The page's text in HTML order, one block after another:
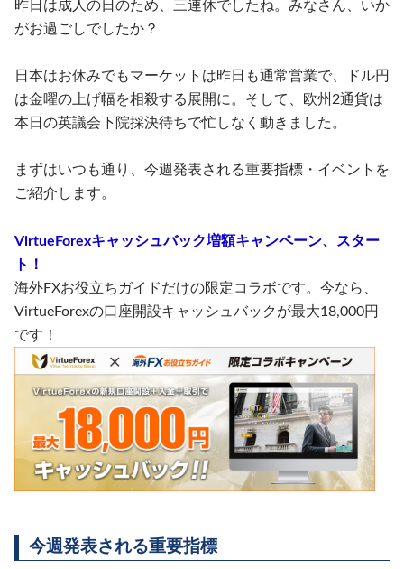
昨日は成人の日のため、三連休でしたね。みなさん、いか
がお過ごしでしたか？
日本はお休みでもマーケットは昨日も通常営業で、ドル円
は金曜の上げ幅を相殺する展開に。そして、欧州2通貨は
本日の英議会下院採決待ちで忙しなく動きました。
まずはいつも通り、今週発表される重要指標・イベントを
ご紹介します。
VirtueForexキャッシュバック増額キャンペーン、スター
ト！
海外FXお役立ちガイドだけの限定コラボです。今なら、
VirtueForexの口座開設キャッシュバックが最大18,000円
です！
今週発表される重要指標